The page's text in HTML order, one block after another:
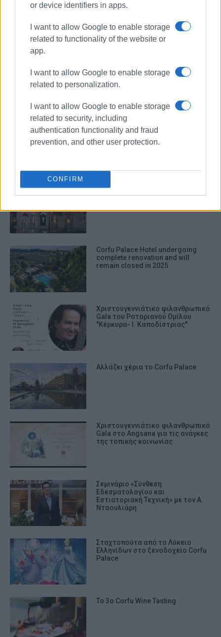
or device identifiers in apps.
I want to allow Google to enable storage
related to functionality of the website or
app.
I want to allow Google to enable storage
related to personalization.
I want to allow Google to enable storage
related to security, including
authentication functionality and fraud
prevention, and other user protection.
CONFIRM
Ροταριανός Όμιλος Κέρκυρας –
Καποδίστριας
Corfu Palace gala
Corfu Palace Hotel undergoing
complete renovation and will
remain closed in 2025
Χριστουγεννιάτικο φιλανθρωπικό
Gala του Ροταριανού Ομίλου
"Κέρκυρα- Ι. Καποδίστριας"
Αλλάζει χέρια το Corfu Palace
Χριστουγεννιάτικο φιλανθρωπικό
Gala στο Angsana για τις ανάγκες
της τοπικής κοινωνίας
Σεμινάριο «Σύνθεση
Εδεσματολογίου και
Εστιατοριακή Τεχνική» με τον Α.
Νταουλιάρη
Σταχτοπούτα από το Λύκειο
Ελληνίδων στο ξενοδοχείο Corfu
Palace
Το 3ο Corfu Wine Tasting